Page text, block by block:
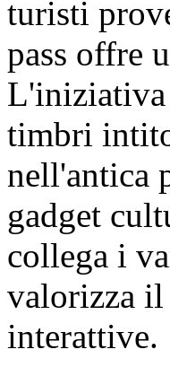
turisti
pass offre
L'iniziativa
timbri
nell'antica
gadget
collega i
valorizza il
interattive.